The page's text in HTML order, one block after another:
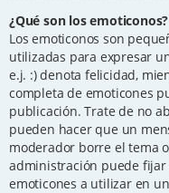
¿Qué son los emoticonos?
Los emoticonos son
utilizadas para expresar
e.j. :) denota felicidad,
completa de emoticones
publicación. Trate de no
pueden hacer que un
moderador borre el tema
administración puede
emoticones a utilizar en